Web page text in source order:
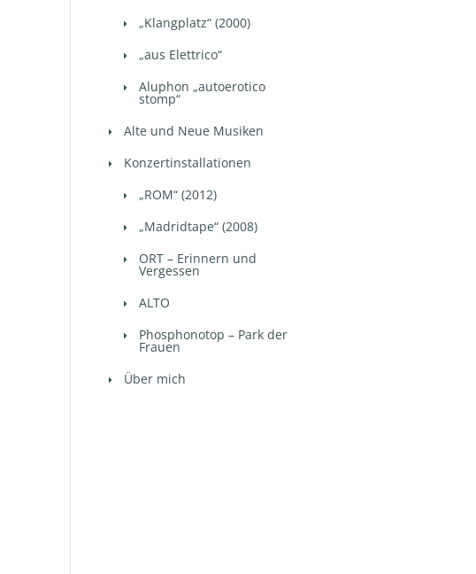
„Klangplatz“ (2000)
„aus Elettrico“
Aluphon „autoerotico
stomp“
Alte und Neue Musiken
Konzertinstallationen
„ROM“ (2012)
„Madridtape“ (2008)
ORT – Erinnern und
Vergessen
ALTO
Phosphonotop – Park der
Frauen
Über mich